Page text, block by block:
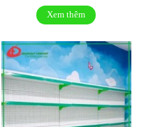
Xem thêm